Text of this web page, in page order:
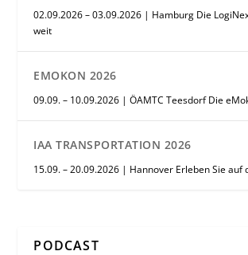
02.09.2026 – 03.09.2026 | Hamburg Die
weit
EMOKON 2026
09.09. – 10.09.2026 | ÖAMTC Teesdorf Die
IAA TRANSPORTATION 2026
15.09. – 20.09.2026 | Hannover Erleben Sie auf
PODCAST